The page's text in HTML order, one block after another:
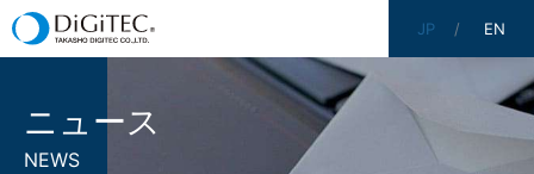
JP EN
ニュース
NEWS